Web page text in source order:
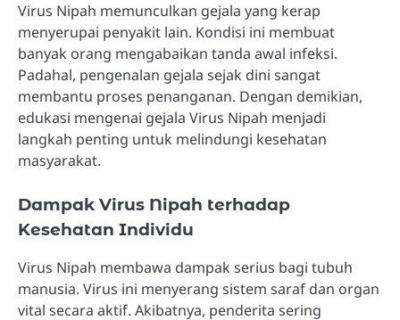
Virus Nipah memunculkan gejala yang kerap
menyerupai penyakit lain. Kondisi ini membuat
banyak orang mengabaikan tanda awal infeksi.
Padahal, pengenalan gejala sejak dini sangat
membantu proses penanganan. Dengan demikian,
edukasi mengenai gejala Virus Nipah menjadi
langkah penting untuk melindungi kesehatan
masyarakat.
Dampak Virus Nipah terhadap
Kesehatan Individu
Virus Nipah membawa dampak serius bagi tubuh
manusia. Virus ini menyerang sistem saraf dan organ
vital secara aktif. Akibatnya, penderita sering